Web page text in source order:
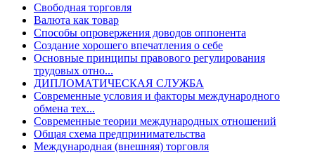
Свободная торговля
Валюта как товар
Способы опровержения доводов оппонента
Создание хорошего впечатления о себе
Основные принципы правового регулирования
трудовых отно...
ДИПЛОМАТИЧЕСКАЯ СЛУЖБА
Современные условия и факторы международного
обмена тех...
Современные теории международных отношений
Общая схема предпринимательства
Международная (внешняя) торговля